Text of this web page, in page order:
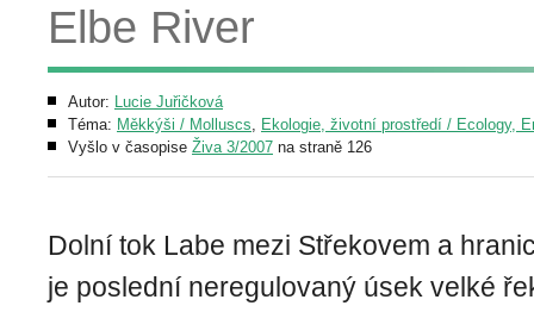
Elbe River
Autor: Lucie Juřičková
Téma: Měkkýši / Molluscs, Ekologie, životní prostředí / Ecology,
Vyšlo v časopise Živa 3/2007 na straně 126
Dolní tok Labe mezi Střekovem a
je poslední neregulovaný úsek velké